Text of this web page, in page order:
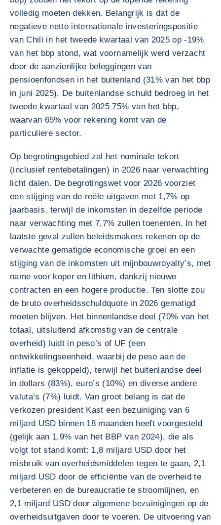
volledig moeten dekken. Belangrijk is dat de
negatieve netto internationale investeringspositie
van Chili in het tweede kwartaal van 2025 op -19%
van het bbp stond, wat voornamelijk werd verzacht
door de aanzienlijke beleggingen van
pensioenfondsen in het buitenland (31% van het bbp
in juni 2025). De buitenlandse schuld bedroeg in het
tweede kwartaal van 2025 75% van het bbp,
waarvan 65% voor rekening komt van de
particuliere sector.
Op begrotingsgebied zal het nominale tekort
(inclusief rentebetalingen) in 2026 naar verwachting
licht dalen. De begrotingswet voor 2026 voorziet
een stijging van de reële uitgaven met 1,7% op
jaarbasis, terwijl de inkomsten in dezelfde periode
naar verwachting met 7,7% zullen toenemen. In het
laatste geval zullen beleidsmakers rekenen op de
verwachte gematigde economische groei en een
stijging van de inkomsten uit mijnbouwroyalty’s, met
name voor koper en lithium, dankzij nieuwe
contracten en een hogere productie. Ten slotte zou
de bruto overheidsschuldquote in 2026 gematigd
moeten blijven. Het binnenlandse deel (70% van het
totaal, uitsluitend afkomstig van de centrale
overheid) luidt in peso’s of UF (een
ontwikkelingseenheid, waarbij de peso aan de
inflatie is gekoppeld), terwijl het buitenlandse deel
in dollars (83%), euro’s (10%) en diverse andere
valuta’s (7%) luidt. Van groot belang is dat de
verkozen president Kast een bezuiniging van 6
miljard USD binnen 18 maanden heeft voorgesteld
(gelijk aan 1,9% van het BBP van 2024), die als
volgt tot stand komt: 1,8 miljard USD door het
misbruik van overheidsmiddelen tegen te gaan, 2,1
miljard USD door de efficiëntie van de overheid te
verbeteren en de bureaucratie te stroomlijnen, en
2,1 miljard USD door algemene bezuinigingen op de
overheidsuitgaven door te voeren. De uitvoering van